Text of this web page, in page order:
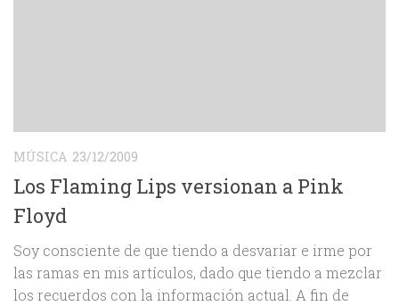
MÚSICA 23/12/2009
Los Flaming Lips versionan a Pink
Floyd
Soy consciente de que tiendo a desvariar e irme por
las ramas en mis artículos, dado que tiendo a mezclar
los recuerdos con la información actual. A fin de